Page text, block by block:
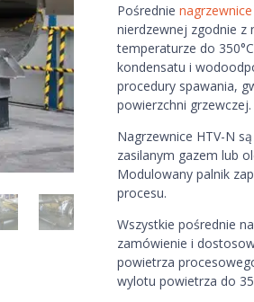
Pośrednie
nierdzewnej zgodnie z
temperaturze do
kondensatu i
procedury spawania,
powierzchni grzewczej.
Nagrzewnice HTV-N
zasilanym gazem lub
Modulowany palnik
procesu.
Wszystkie pośrednie
zamówienie i
powietrza
wylotu powietrza do